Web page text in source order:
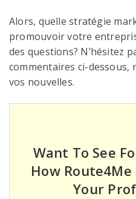
Alors, quelle stratégie
promouvoir votre
des questions? N’hésitez
commentaires ci-dessous,
vos nouvelles.
Want To See
How Route4Me
Your